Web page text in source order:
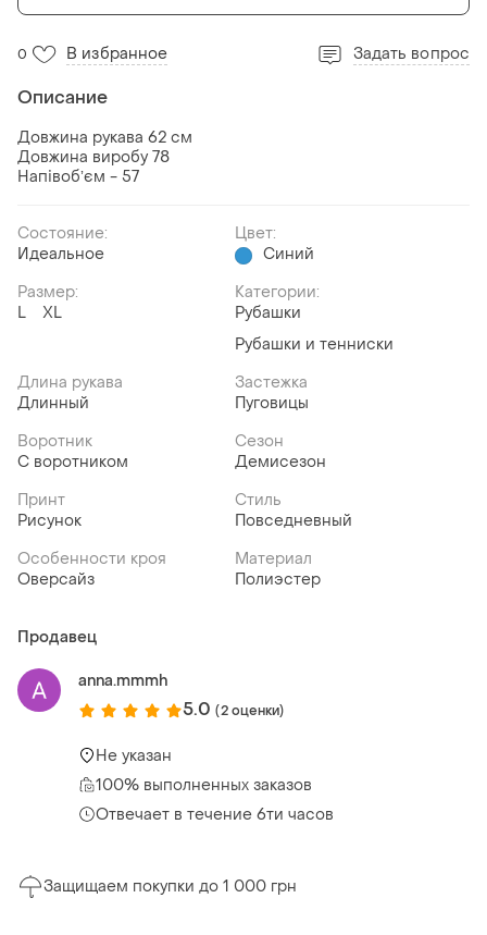
0 В избранное Задать вопрос
Описание
Довжина рукава 62 см
Довжина виробу 78
Напівобʼєм - 57
Состояние:
Идеальное
Цвет:
Синий
Размер:
L
XL
Категории:
Рубашки
Рубашки и тенниски
Длина рукава
Длинный
Застежка
Пуговицы
Воротник
С воротником
Сезон
Демисезон
Принт
Рисунок
Стиль
Повседневный
Особенности кроя
Оверсайз
Материал
Полиэстер
Продавец
anna.mmmh
5.0 (2 оценки)
Не указан
100% выполненных заказов
Отвечает в течение 6ти часов
Защищаем покупки до 1 000 грн